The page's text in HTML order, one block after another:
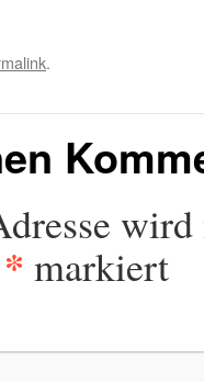
.
* markiert